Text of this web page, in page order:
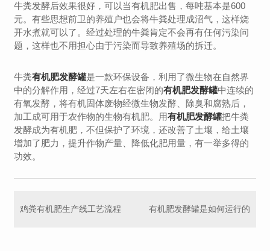
牛粪发酵后效果很好，可以当有机肥出售，每吨基本是600
元。有些思想前卫的养殖户也会将牛粪处理成沼气，这样烧
开水煮就可以了。经过处理的牛粪肯定不会再有任何污染问
题，这样也不用担心由于污染而导致养殖场的拆迁。
牛粪有机肥发酵罐是一款环保设备，利用了微生物在自然界
中的分解作用，经过7天左右在密闭的有机肥发酵罐中连续的
有氧发酵，将有机固体废物经微生物发酵、除臭和腐熟后，
加工成可用于农作物的生物有机肥。用有机肥发酵罐把牛粪
发酵成为有机肥，不但保护了环境，还改善了土壤，给土壤
增加了肥力，提升作物产量、降低化肥用量，有一举多得的
功效。
鸡粪有机肥生产线工艺流程 有机肥发酵罐是如何运行的